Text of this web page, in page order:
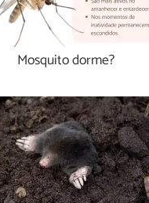
Mosquito dorme?